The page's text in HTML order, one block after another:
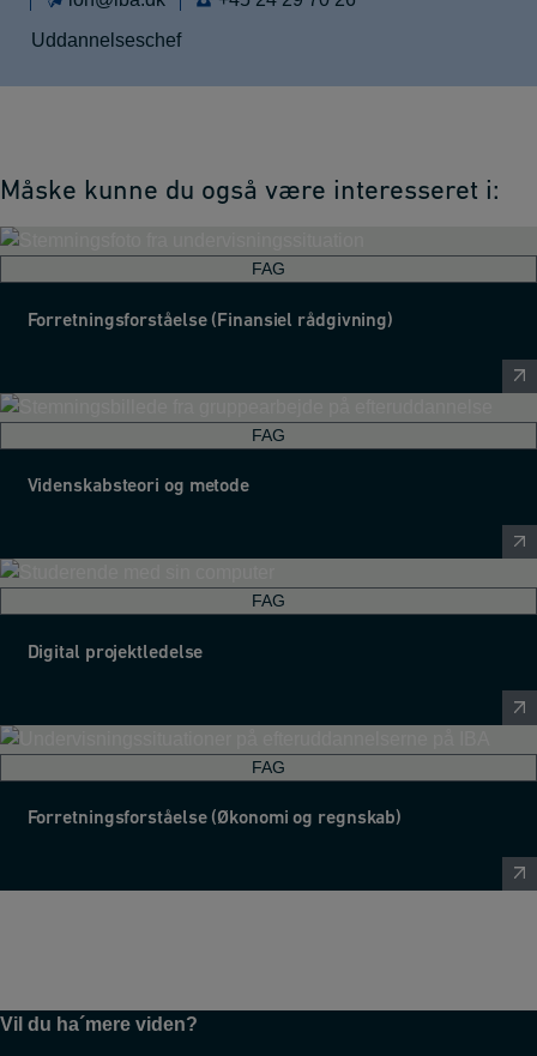
Uddannelseschef
Måske kunne du også være interesseret i:
FAG
Forretningsforståelse (Finansiel rådgivning)
FAG
Videnskabsteori og metode
FAG
Digital projektledelse
FAG
Forretningsforståelse (Økonomi og regnskab)
Vil du ha´mere viden?